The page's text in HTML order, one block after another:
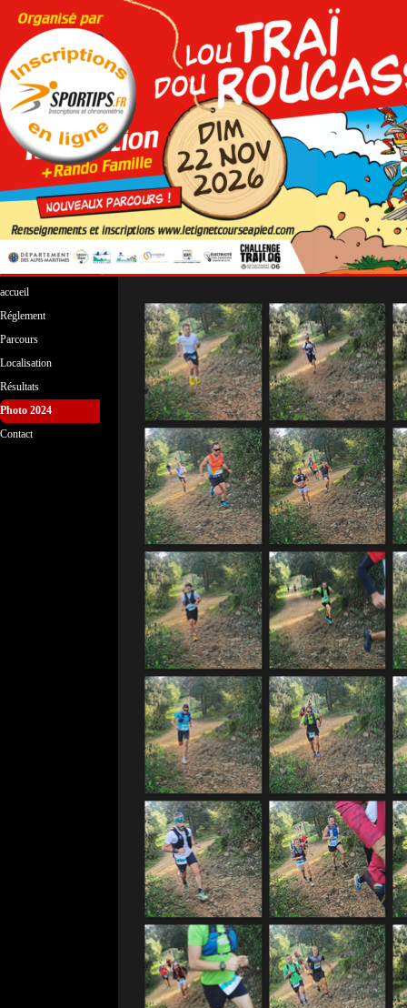
Aller au contenu
accueil
Réglement
Parcours
Localisation
Résultats
Photo 2024
Contact